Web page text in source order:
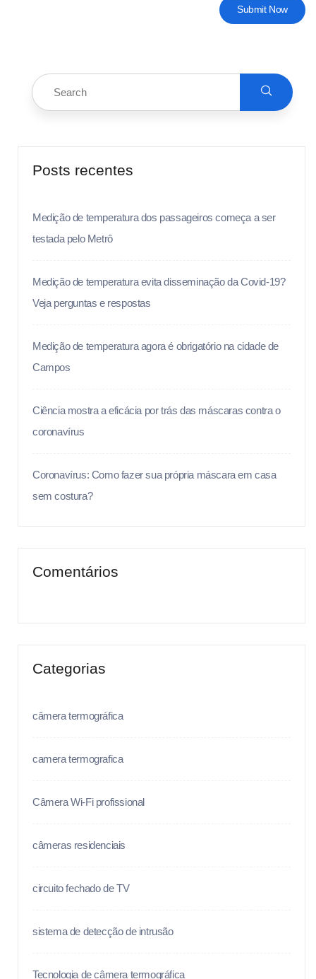
Posts recentes
Medição de temperatura dos passageiros começa a ser
testada pelo Metrô
Medição de temperatura evita disseminação da Covid-19?
Veja perguntas e respostas
Medição de temperatura agora é obrigatório na cidade de
Campos
Ciência mostra a eficácia por trás das máscaras contra o
coronavírus
Coronavírus: Como fazer sua própria máscara em casa
sem costura?
Comentários
Categorias
câmera termográfica
camera termografica
Câmera Wi-Fi profissional
câmeras residenciais
circuito fechado de TV
sistema de detecção de intrusão
Tecnologia de câmera termográfica